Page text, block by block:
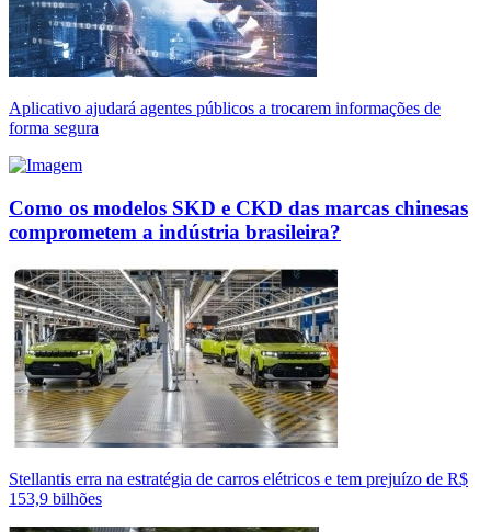
Aplicativo ajudará agentes públicos a trocarem informações de
forma segura
Como os modelos SKD e CKD das marcas chinesas
comprometem a indústria brasileira?
Stellantis erra na estratégia de carros elétricos e tem prejuízo de R$
153,9 bilhões